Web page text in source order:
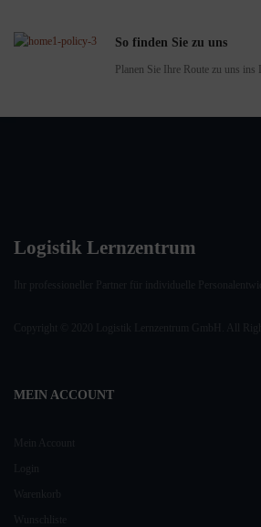
So finden Sie zu uns
Planen Sie Ihre Route zu uns
Logistik Lernzentrum
MEIN ACCOUNT
Warenkorb
Wunschliste